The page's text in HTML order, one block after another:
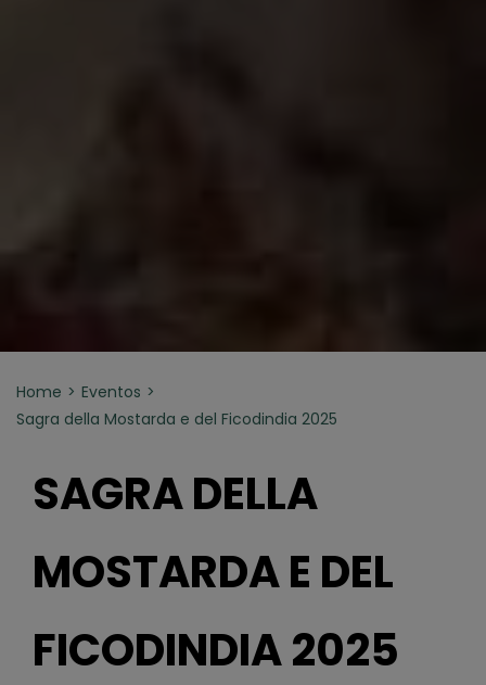
Home
Eventos
Sagra della Mostarda e del Ficodindia 2025
SAGRA DELLA
MOSTARDA E DEL
FICODINDIA 2025